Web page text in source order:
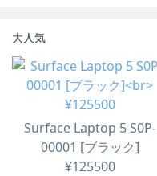
大人気
Surface Laptop 5 S0P-
00001 [ブラック]
¥125500